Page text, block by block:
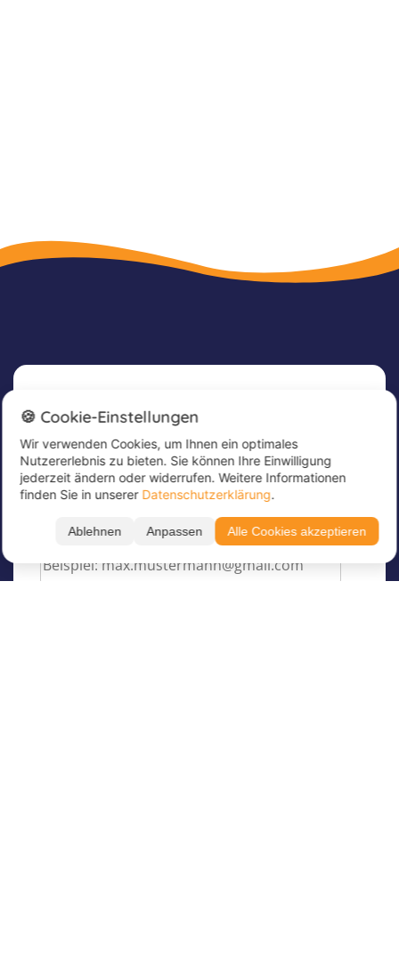
Newsletter
Melde dich jetzt für unseren Newsletter an, um
tolle Angebote zu erhalten und immer up to
date zu sein!
Trage hier deine E-Mail Adresse ein*
🍪 Cookie-Einstellungen
Wir verwenden Cookies, um Ihnen ein optimales
Nutzererlebnis zu bieten. Sie können Ihre Einwilligung
jederzeit ändern oder widerrufen. Weitere Informationen
finden Sie in unserer Datenschutzerklärung.
Ablehnen Anpassen Alle Cookies akzeptieren